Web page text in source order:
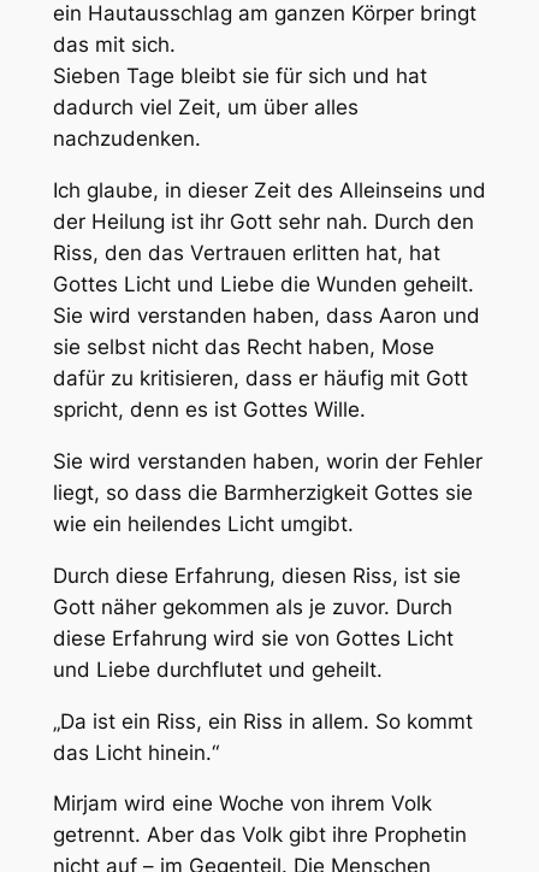
ein Hautausschlag am ganzen Körper bringt
das mit sich.
Sieben Tage bleibt sie für sich und hat
dadurch viel Zeit, um über alles
nachzudenken.
Ich glaube, in dieser Zeit des Alleinseins und
der Heilung ist ihr Gott sehr nah. Durch den
Riss, den das Vertrauen erlitten hat, hat
Gottes Licht und Liebe die Wunden geheilt.
Sie wird verstanden haben, dass Aaron und
sie selbst nicht das Recht haben, Mose
dafür zu kritisieren, dass er häufig mit Gott
spricht, denn es ist Gottes Wille.
Sie wird verstanden haben, worin der Fehler
liegt, so dass die Barmherzigkeit Gottes sie
wie ein heilendes Licht umgibt.
Durch diese Erfahrung, diesen Riss, ist sie
Gott näher gekommen als je zuvor. Durch
diese Erfahrung wird sie von Gottes Licht
und Liebe durchflutet und geheilt.
„Da ist ein Riss, ein Riss in allem. So kommt
das Licht hinein.“
Mirjam wird eine Woche von ihrem Volk
getrennt. Aber das Volk gibt ihre Prophetin
nicht auf – im Gegenteil. Die Menschen